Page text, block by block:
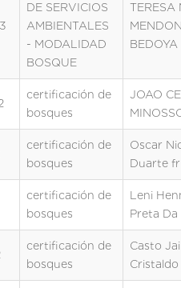
DE SERVICIOS
AMBIENTALES
- MODALIDAD
BOSQUE
TERESA
BEDOYA
certificación de
bosques
JOAO
certificación de
bosques
Oscar
Duarte
certificación de
bosques
Leni
Preta Da
certificación de
bosques
Casto
Cristaldo